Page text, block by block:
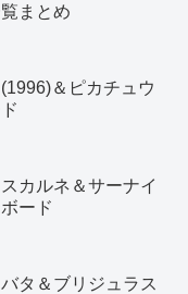
まとめ
(1996)＆ピカチュウ
カルネ＆サーナイ
ード
バタ＆ブリジュラス